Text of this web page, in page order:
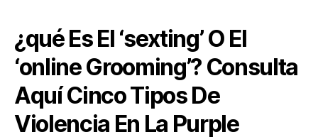
¿qué Es El ‘sexting’ O El
‘online Grooming’? Consulta
Aquí Cinco Tipos De
Violencia En La Purple